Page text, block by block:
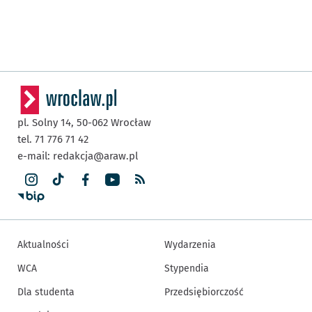
pl. Solny 14, 50-062 Wrocław
tel. 71 776 71 42
e-mail: redakcja@araw.pl
Aktualności
WCA
Dla studenta
Wydarzenia
Stypendia
Przedsiębiorczość